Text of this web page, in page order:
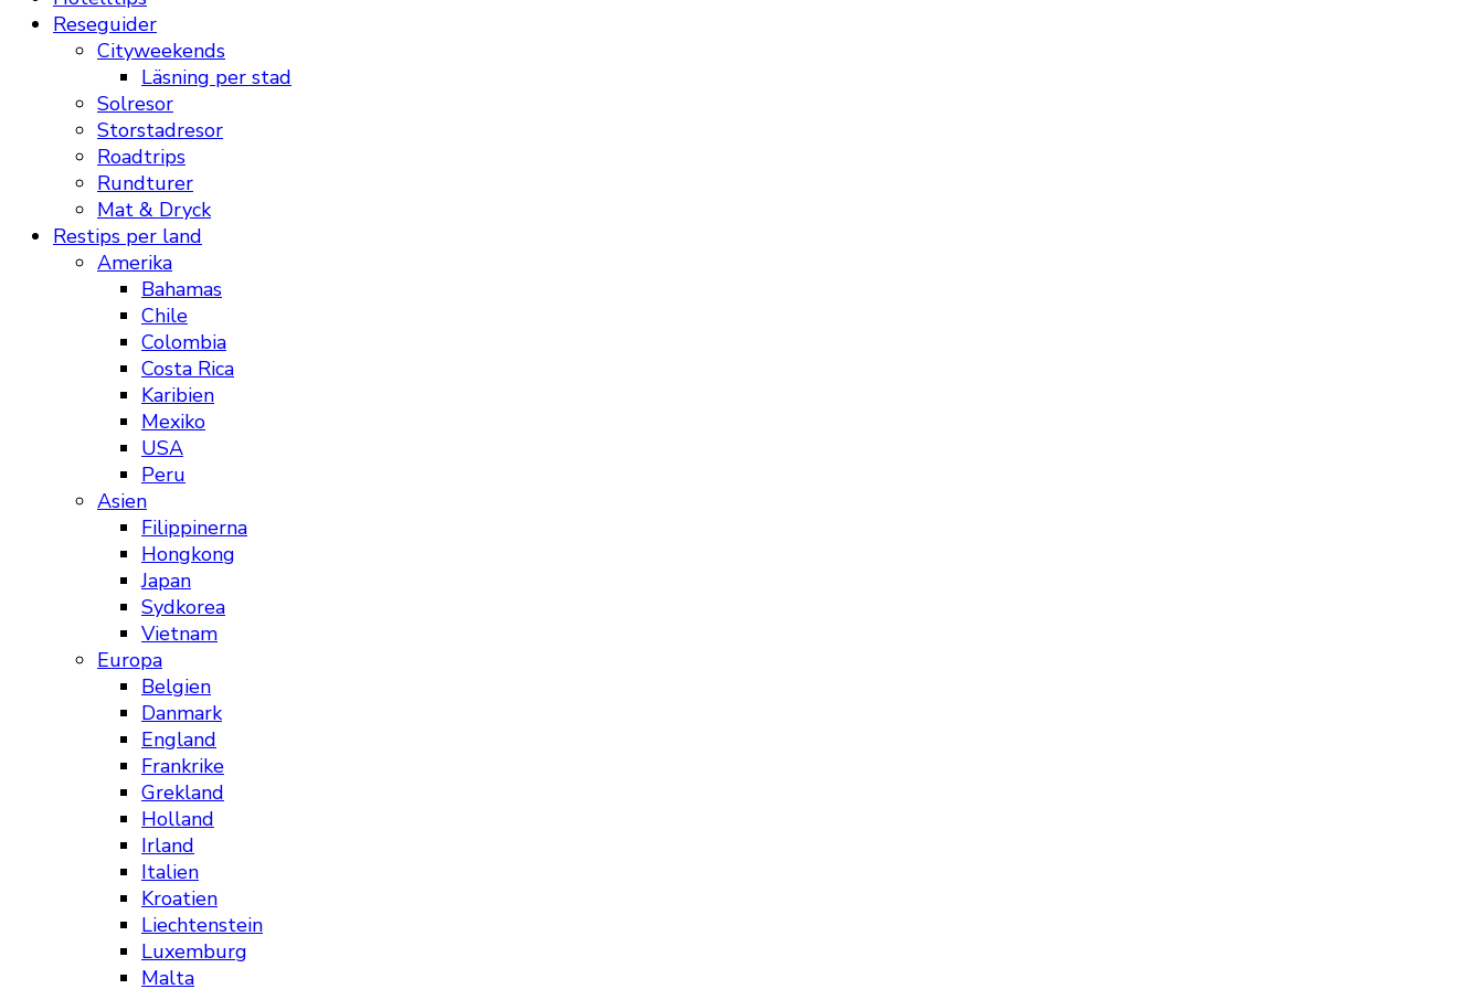
Reseguider
Cityweekends
Läsning per stad
Solresor
Storstadresor
Roadtrips
Rundturer
Mat & Dryck
Restips per land
Amerika
Bahamas
Chile
Colombia
Costa Rica
Karibien
Mexiko
USA
Peru
Asien
Filippinerna
Hongkong
Japan
Sydkorea
Vietnam
Europa
Belgien
Danmark
England
Frankrike
Grekland
Holland
Irland
Italien
Kroatien
Liechtenstein
Luxemburg
Malta